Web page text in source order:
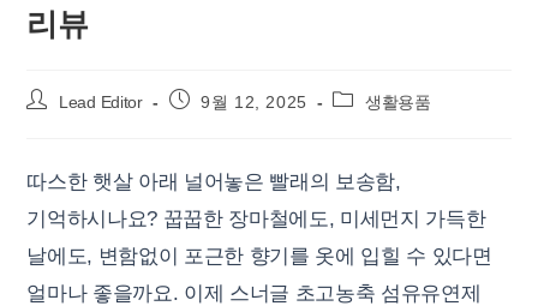
리뷰
Post
Lead Editor
Post 9월 12, 2025
Post 생활용품
따스한 햇살 아래 널어놓은 빨래의 보송함,
기억하시나요? 꿉꿉한 장마철에도, 미세먼지 가득한
날에도, 변함없이 포근한 향기를 옷에 입힐 수 있다면
얼마나 좋을까요. 이제 스너글 초고농축 섬유유연제